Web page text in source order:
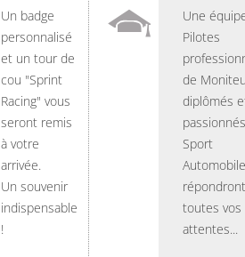
Un badge
personnalisé
et un tour de
cou "Sprint
Racing" vous
seront remis
à votre
arrivée.
Un souvenir
indispensable
!
Une
Pilotes
de
diplômés
Sport
Automobile
toutes vos
attentes...